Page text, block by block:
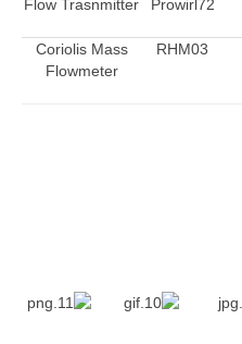
Prowirl72
Flow Trasnmitter
RHM03
Coriolis Mass
Flowmeter